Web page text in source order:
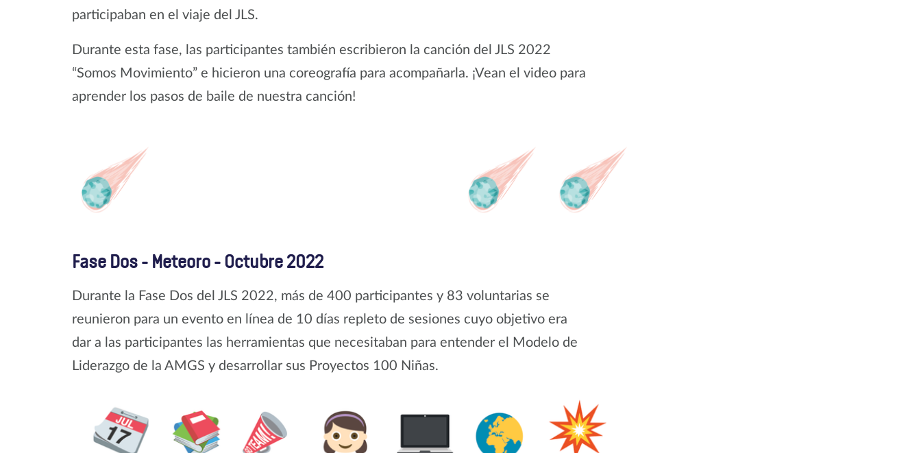
participaban en el viaje del JLS.
Durante esta fase, las participantes también escribieron la canción del JLS 2022
“Somos Movimiento” e hicieron una coreografía para acompañarla. ¡Vean el video para
aprender los pasos de baile de nuestra canción!
Fase Dos - Meteoro - Octubre 2022
Durante la Fase Dos del JLS 2022, más de 400 participantes y 83 voluntarias se
reunieron para un evento en línea de 10 días repleto de sesiones cuyo objetivo era
dar a las participantes las herramientas que necesitaban para entender el Modelo de
Liderazgo de la AMGS y desarrollar sus Proyectos 100 Niñas.